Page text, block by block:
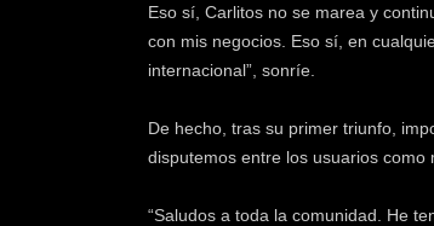
Eso sí, Carlitos no se marea y
con mis negocios. Eso sí, en
internacional”, sonríe.
De hecho, tras su primer triunfo,
disputemos entre los usuarios como
“Saludos a toda la comunidad. He